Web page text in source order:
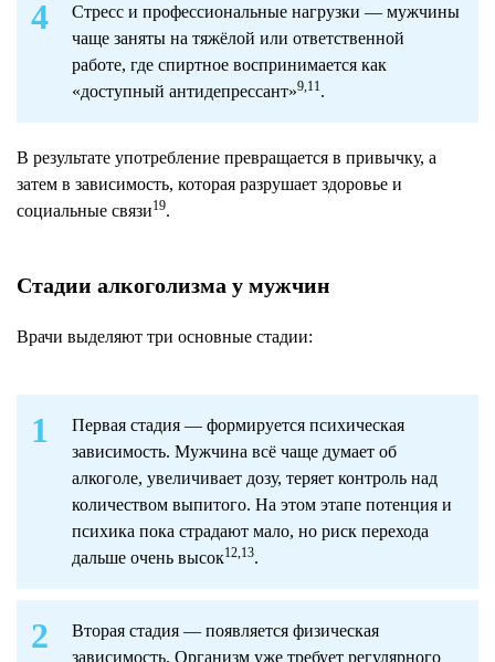
Стресс и профессиональные нагрузки — мужчины
чаще заняты на тяжёлой или ответственной
работе, где спиртное воспринимается как
«доступный антидепрессант»9,11.
В результате употребление превращается в привычку, а
затем в зависимость, которая разрушает здоровье и
социальные связи19.
Стадии алкоголизма у мужчин
Врачи выделяют три основные стадии:
Первая стадия — формируется психическая
зависимость. Мужчина всё чаще думает об
алкоголе, увеличивает дозу, теряет контроль над
количеством выпитого. На этом этапе потенция и
психика пока страдают мало, но риск перехода
дальше очень высок12,13.
Вторая стадия — появляется физическая
зависимость. Организм уже требует регулярного